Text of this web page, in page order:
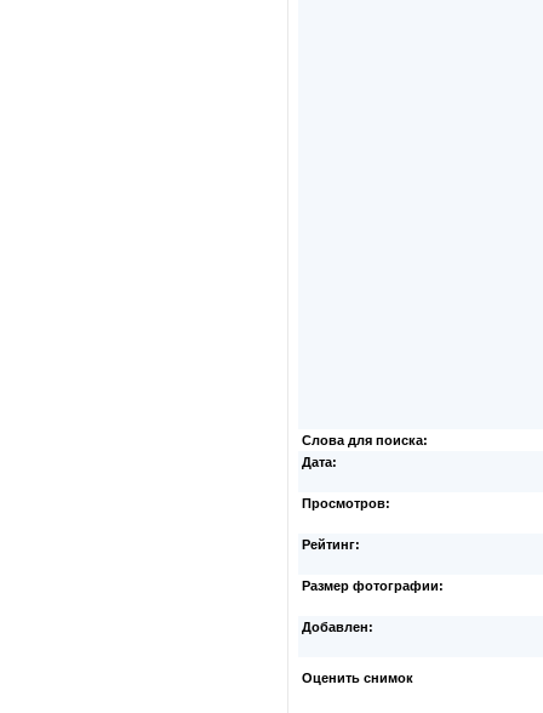
Слова для поиска:
Дата:
Просмотров:
Рейтинг:
Размер фотографии:
Добавлен:
Оценить снимок